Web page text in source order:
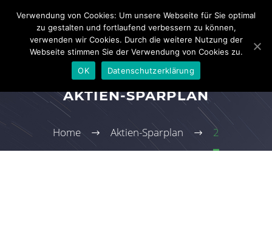
AKTIEN-SPARPLAN
Home Aktien-Sparplan 2
Verwendung von Cookies: Um unsere Webseite für Sie optimal
zu gestalten und fortlaufend verbessern zu können,
verwenden wir Cookies. Durch die weitere Nutzung der
Webseite stimmen Sie der Verwendung von Cookies zu.
OK
Datenschutzerklärung